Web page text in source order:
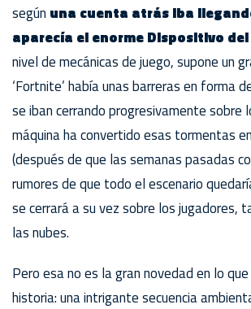
según una cuenta atrás iba
aparecía el enorme Dispositivo
nivel de mecánicas de juego, supone un
‘Fortnite’ había unas barreras en forma
se iban cerrando progresivamente sobre
máquina ha convertido esas tormentas
(después de que las semanas pasadas
rumores de que todo el escenario
se cerrará a su vez sobre los jugadores,
las nubes.
Pero esa no es la gran novedad en lo
historia: una intrigante secuencia